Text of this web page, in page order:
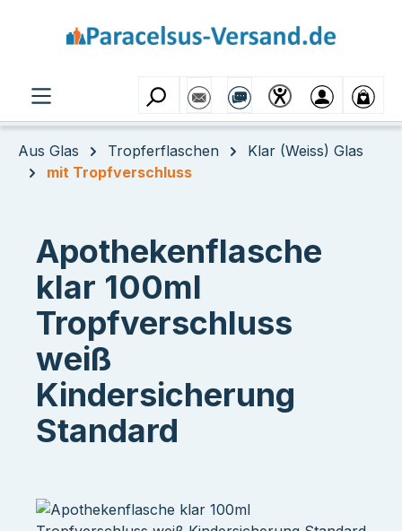
Aus Glas Tropferflaschen
Klar (Weiss) Glas
mit Tropfverschluss
Apothekenflasche
klar 100ml
Tropfverschluss
weiß
Kindersicherung
Standard